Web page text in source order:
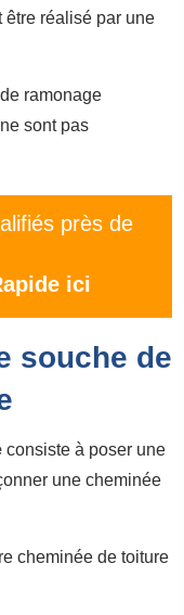
être réalisé par une
ramonage
sont pas
près de
ici
souche de
consiste à poser une
une cheminée
cheminée de toiture